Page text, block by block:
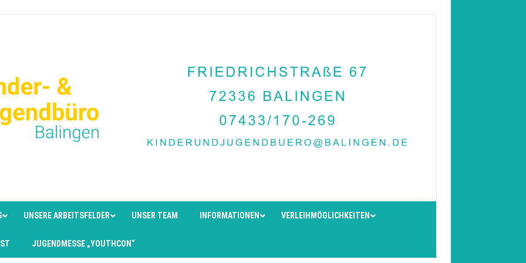
UNSERE ARBEITSFELDER UNSER TEAM INFORMATIONEN VERLEIHMÖGLICHKEITEN
JUGENDMESSE „YOUTHCON“